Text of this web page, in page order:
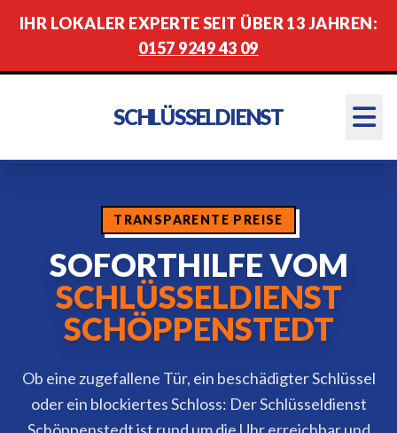
IHR LOKALER EXPERTE SEIT ÜBER 13 JAHREN:
0157 9249 43 09
SCHLÜSSELDIENST
TRANSPARENTE PREISE
SOFORTHILFE VOM
SCHLÜSSELDIENST
SCHÖPPENSTEDT
Ob eine zugefallene Tür, ein beschädigter Schlüssel
oder ein blockiertes Schloss: Der Schlüsseldienst